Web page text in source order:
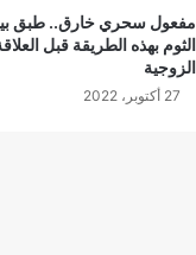
مفعول سحري خارق.. طبق
الثوم بهذه الطريقة قبل
الزوجية
27 أكتوبر، 2022